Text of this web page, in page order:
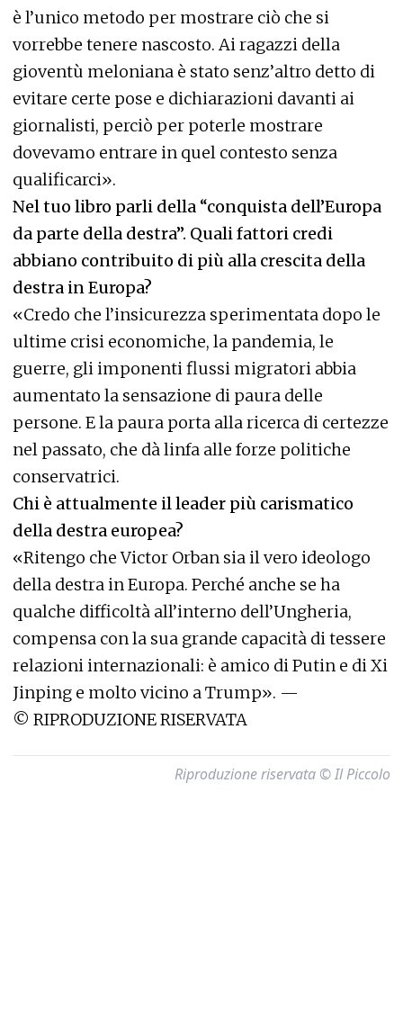
è l’unico metodo per mostrare ciò che si
vorrebbe tenere nascosto. Ai ragazzi della
gioventù meloniana è stato senz’altro detto di
evitare certe pose e dichiarazioni davanti ai
giornalisti, perciò per poterle mostrare
dovevamo entrare in quel contesto senza
qualificarci».
Nel tuo libro parli della “conquista dell’Europa
da parte della destra”. Quali fattori credi
abbiano contribuito di più alla crescita della
destra in Europa?
«Credo che l’insicurezza sperimentata dopo le
ultime crisi economiche, la pandemia, le
guerre, gli imponenti flussi migratori abbia
aumentato la sensazione di paura delle
persone. E la paura porta alla ricerca di certezze
nel passato, che dà linfa alle forze politiche
conservatrici.
Chi è attualmente il leader più carismatico
della destra europea?
«Ritengo che Victor Orban sia il vero ideologo
della destra in Europa. Perché anche se ha
qualche difficoltà all’interno dell’Ungheria,
compensa con la sua grande capacità di tessere
relazioni internazionali: è amico di Putin e di Xi
Jinping e molto vicino a Trump». —
© RIPRODUZIONE RISERVATA
Riproduzione riservata © Il Piccolo